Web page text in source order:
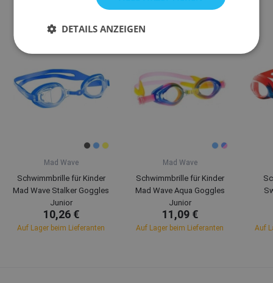
Mad Wave
Schwimmbrille für Kinder
Mad Wave Stalker Goggles
Junior
10,26 €
Auf Lager beim Lieferanten
Mad Wave
Schwimmbrille für Kinder
Mad Wave Aqua Goggles
Junior
11,09 €
Auf Lager beim Lieferanten Auf
DETAILS ANZEIGEN